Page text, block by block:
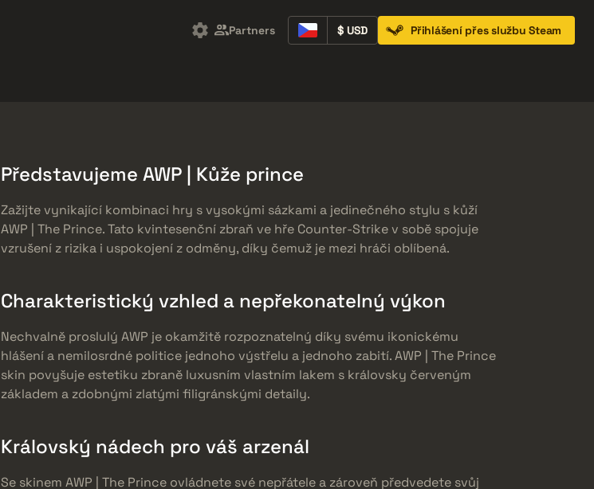
Více Partners $ USD Přihlášení přes službu Steam
Představujeme AWP | Kůže prince
Zažijte vynikající kombinaci hry s vysokými sázkami a jedinečného stylu s kůží
AWP | The Prince. Tato kvintesenční zbraň ve hře Counter-Strike v sobě spojuje
vzrušení z rizika i uspokojení z odměny, díky čemuž je mezi hráči oblíbená.
Charakteristický vzhled a nepřekonatelný výkon
Nechvalně proslulý AWP je okamžitě rozpoznatelný díky svému ikonickému
hlášení a nemilosrdné politice jednoho výstřelu a jednoho zabití. AWP | The Prince
skin povyšuje estetiku zbraně luxusním vlastním lakem s královsky červeným
základem a zdobnými zlatými filigránskými detaily.
Královský nádech pro váš arzenál
Se skinem AWP | The Prince ovládnete své nepřátele a zároveň předvedete svůj